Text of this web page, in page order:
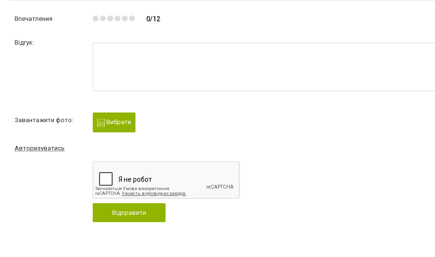
Впечатления 0/12
Відгук:
Завантажити фото: Вибрати
Авторизуватись
Відправити